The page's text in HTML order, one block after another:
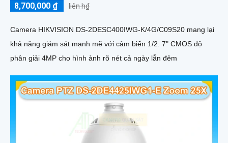
8,700,000 ₫ liên h₫
Camera HIKVISION DS-2DESC400IWG-K/4G/C09S20 mang lại
khả năng giám sát mạnh mẽ với cảm biến 1/2. 7" CMOS độ
phân giải 4MP cho hình ảnh rõ nét cả ngày lẫn đêm